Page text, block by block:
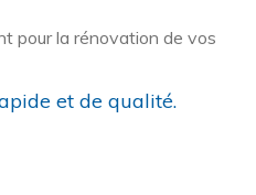
pour la rénovation de vos
et de qualité.